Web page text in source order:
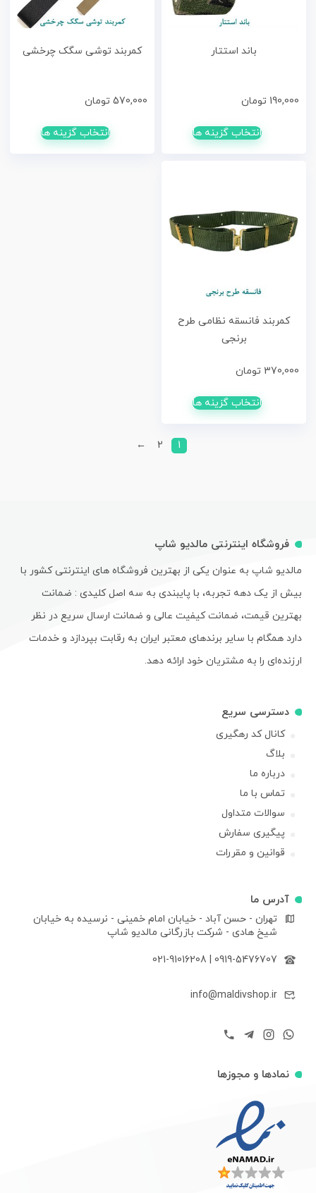
باند استتار
190,000 تومان
انتخاب گزینه ها
کمربند توشی سگک چرخشی
570,000 تومان
انتخاب گزینه ها
کمربند فانسقه نظامی طرح
برنجی
370,000 تومان
انتخاب گزینه ها
1
2
←
فروشگاه اینترنتی مالدیو شاپ
مالدیو شاپ به عنوان یکی از بهترین فروشگاه های اینترنتی کشور با
بیش از یک دهه تجربه، با پایبندی به سه اصل کلیدی : ضمانت
بهترین قیمت، ضمانت کیفیت عالی و ضمانت ارسال سریع در نظر
دارد همگام با سایر برندهای معتبر ایران به رقابت بپردازد و خدمات
ارزنده‌ای را به مشتریان خود ارائه دهد.
دسترسی سریع
کانال کد رهگیری
بلاگ
درباره ما
تماس با ما
سوالات متداول
پیگیری سفارش
قوانین و مقررات
آدرس ما
تهران - حسن آباد - خیابان امام خمینی - نرسیده به خیابان
شیخ هادی - شرکت بازرگانی مالدیو شاپ
0919-5476707
|
021-91016208
info@maldivshop.ir
نمادها و مجوزها